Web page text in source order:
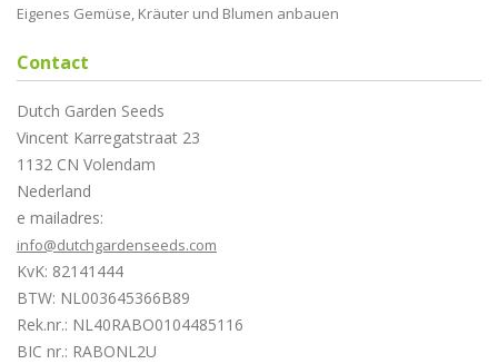
Eigenes Gemüse, Kräuter und Blumen anbauen
Contact
Dutch Garden Seeds
Vincent Karregatstraat 23
1132 CN Volendam
Nederland
e mailadres:
info@dutchgardenseeds.com
KvK: 82141444
BTW: NL003645366B89
Rek.nr.: NL40RABO0104485116
BIC nr.: RABONL2U